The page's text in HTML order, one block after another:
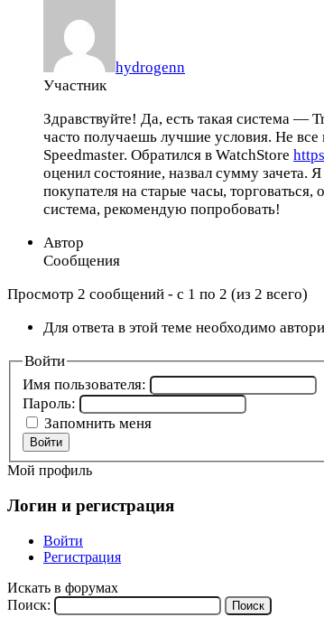
hydrogenn
Участник
Здравствуйте! Да, есть такая система —
часто получаешь лучшие условия. Не
Speedmaster. Обратился в WatchStore
оценил состояние, назвал сумму зачета.
покупателя на старые часы,
система, рекомендую попробовать!
Автор
Сообщения
Просмотр 2 сообщений - с 1 по 2 (из 2 всего)
Для ответа в этой теме необходимо
Войти
Имя пользователя:
Пароль:
Запомнить меня
Войти
Мой профиль
Логин и регистрация
Войти
Регистрация
Искать в форумах
Поиск: